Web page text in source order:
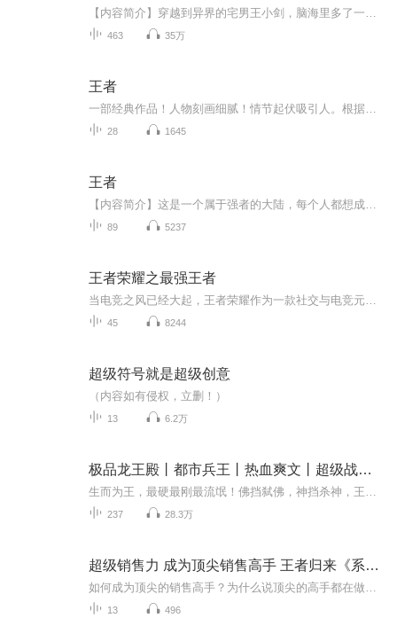
463 35万
王者
28 1645
王者
89 5237
王者荣耀之最强王者
45 8244
超级符号就是超级创意
（内容如有侵权，立删！）
13 6.2万
极品龙王殿丨都市兵王丨热血爽文丨超级战神丨王者归来
237 28.3万
超级销售力 成为顶尖销售高手 王者归来《系列七》
13 496